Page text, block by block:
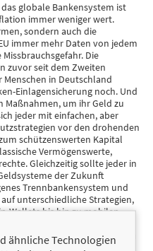
globale Bankensystem ist
immer weniger wert.
sondern auch die
immer mehr Daten von jedem
Die
zuvor seit dem Zweiten
in Deutschland
Einlagensicherung noch. Und
Maßnahmen, um ihr Geld zu
jeder mit einfachen, aber
vor den drohenden
schützenswerten Kapital
Vermögenswerte,
Gleichzeitig sollte jeder in
der Zukunft
Trennbankensystem und
unterschiedliche Strategien,
Wallets bis hin zu mobilen
Dienstleistern. Mit diesem
bewährte Strategien mit einem
So gelingt der Schutz des
ähnliche Technologien